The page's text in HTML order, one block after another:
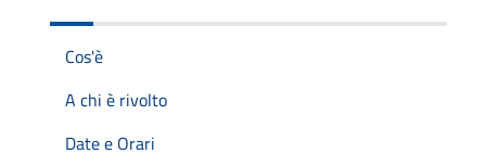
Cos'è
A chi è rivolto
Date e Orari